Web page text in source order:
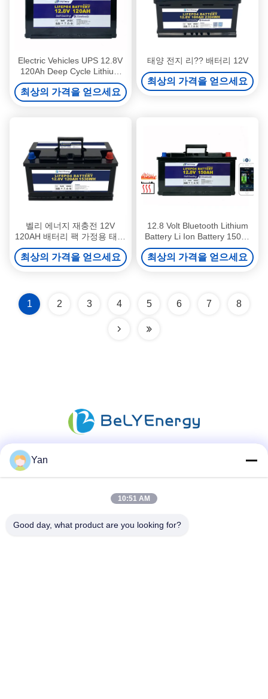
Electric Vehicles UPS 12.8V
120Ah Deep Cycle Lithium
Battery Solar Self Heating
최상의 가격을 얻으세요
태양 전지 리?? 배터리 12V
최상의 가격을 얻으세요
벨리 에너지 재충전 12V
120AH 배터리 팩 가정용 태양
에너지 저장 시스템 RV 의료
최상의 가격을 얻으세요
12.8 Volt Bluetooth Lithium
Battery Li Ion Battery 150ah
With Heating
최상의 가격을 얻으세요
1 2 3 4 5 6 7 8
빠른 연락
Yan
10:51 AM
Good day, what product are you looking for?